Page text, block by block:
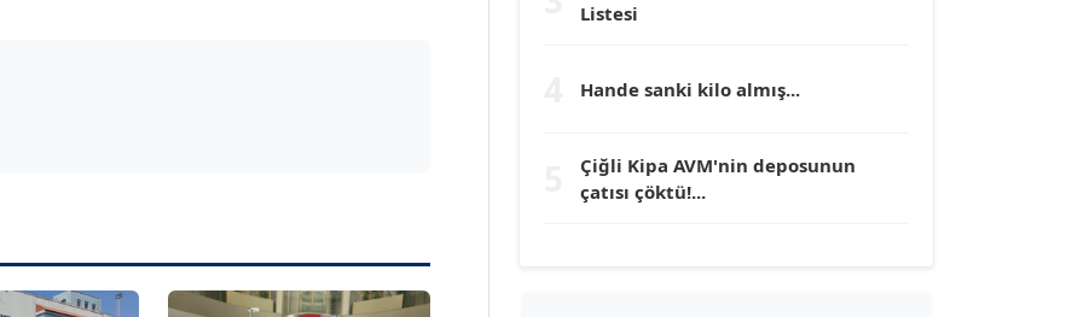
Köşe Yazarı
Listesi
Hande sanki kilo almış...
Çiğli Kipa AVM'nin deposunun
çatısı çöktü!...